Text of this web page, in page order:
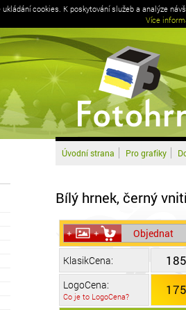
ukládání cookies. K poskytování služeb a analýze
Více
Úvodní strana Pro grafiky
Bílý hrnek, černý
Objednat
KlasikCena:
LogoCena:
Co je to LogoCena?